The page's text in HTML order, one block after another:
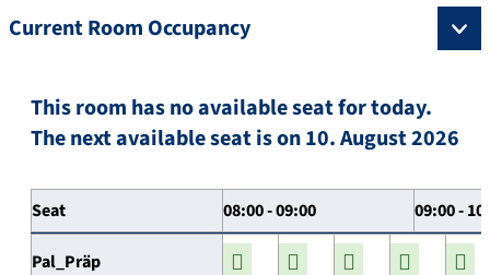
Current Room Occupancy
This room has no available seat for today.
The next available seat is on 10. August 2026
Seat 08:00 - 09:00 09:00 -
Pal_Präp